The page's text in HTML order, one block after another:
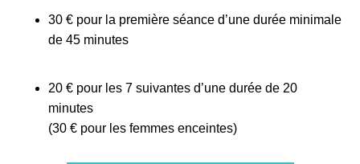
30 € pour la première séance d’une durée minimale
de 45 minutes
20 € pour les 7 suivantes d’une durée de 20
minutes
(30 € pour les femmes enceintes)